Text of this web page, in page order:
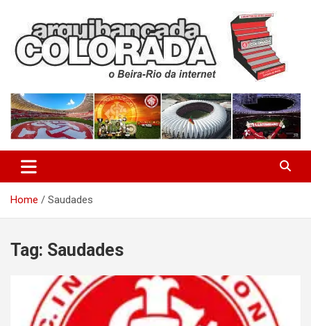
content
Arquibancada Colorada
Home Saudades
Tag: Saudades